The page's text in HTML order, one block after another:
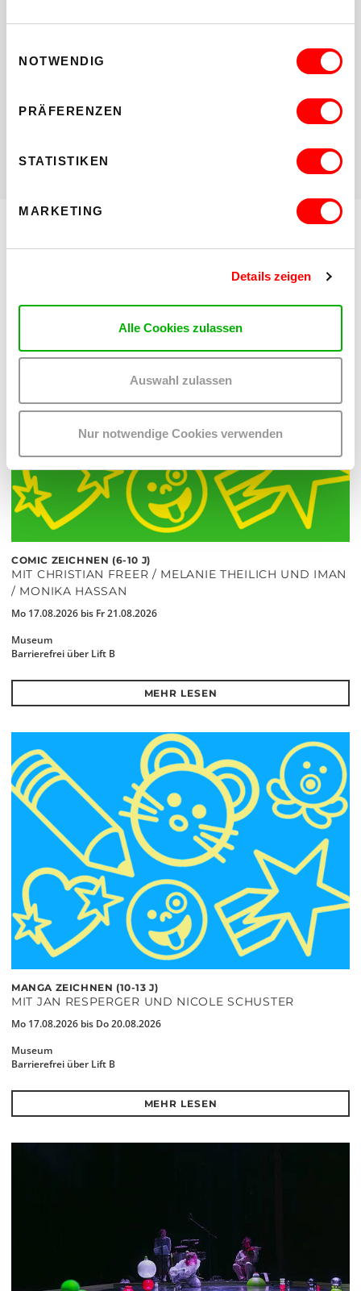
NOTWENDIG
PRÄFERENZEN
STATISTIKEN
MARKETING
Details zeigen
Alle Cookies zulassen
Auswahl zulassen
Nur notwendige Cookies verwenden
Veranstaltungsort: Währinger Straße 59, 1090 Wien.
Hinweis: barrierefrei für Rollstuhlfahrer*innen
DICH AUCH INTERESSIEREN:
COMIC ZEICHNEN (6-10 J)
MIT CHRISTIAN FREER / MELANIE THEILICH UND IMAN
/ MONIKA HASSAN
Mo 17.08.2026 bis Fr 21.08.2026
Museum
Barrierefrei über Lift B
MEHR LESEN
MANGA ZEICHNEN (10-13 J)
MIT JAN RESPERGER UND NICOLE SCHUSTER
Mo 17.08.2026 bis Do 20.08.2026
Museum
Barrierefrei über Lift B
MEHR LESEN